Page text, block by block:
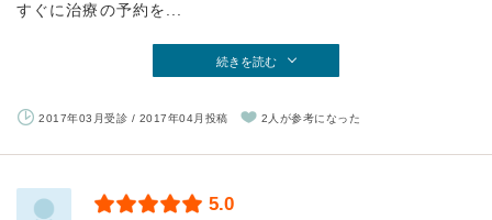
すぐに治療の予約を...
続きを読む
2017年03月受診 / 2017年04月投稿 2人が参考になった
5.0